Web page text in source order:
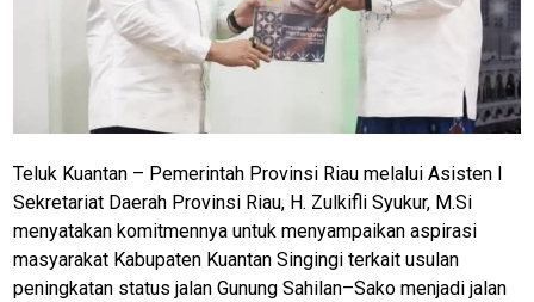
Teluk Kuantan – Pemerintah Provinsi Riau melalui Asisten I
Sekretariat Daerah Provinsi Riau, H. Zulkifli Syukur, M.Si
menyatakan komitmennya untuk menyampaikan aspirasi
masyarakat Kabupaten Kuantan Singingi terkait usulan
peningkatan status jalan Gunung Sahilan–Sako menjadi jalan